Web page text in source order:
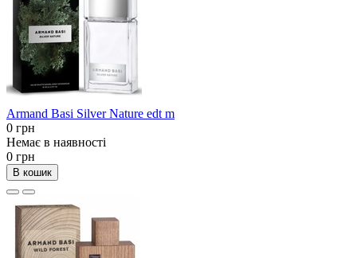
Armand Basi Silver Nature edt m
0 грн
Немає в наявності
0 грн
В кошик